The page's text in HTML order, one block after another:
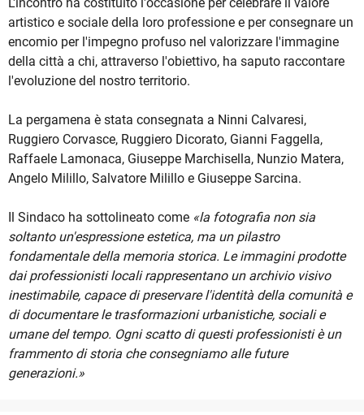
artistico e sociale della loro professione e per consegnare un
encomio per l'impegno profuso nel valorizzare l'immagine
della città a chi, attraverso l'obiettivo, ha saputo raccontare
l'evoluzione del nostro territorio.
La pergamena è stata consegnata a Ninni Calvaresi,
Ruggiero Corvasce, Ruggiero Dicorato, Gianni Faggella,
Raffaele Lamonaca, Giuseppe Marchisella, Nunzio Matera,
Angelo Milillo, Salvatore Milillo e Giuseppe Sarcina.
Il Sindaco ha sottolineato come «la fotografia non sia
soltanto un'espressione estetica, ma un pilastro
fondamentale della memoria storica. Le immagini prodotte
dai professionisti locali rappresentano un archivio visivo
inestimabile, capace di preservare l'identità della comunità e
di documentare le trasformazioni urbanistiche, sociali e
umane del tempo. Ogni scatto di questi professionisti è un
frammento di storia che consegniamo alle future
generazioni.»